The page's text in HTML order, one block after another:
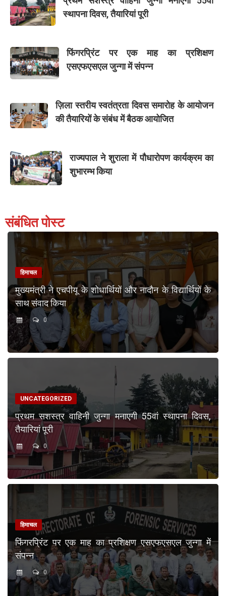
स्थापना दिवस, तैयारियां पूरी
फिंगरप्रिंट पर एक माह का प्रशिक्षण
एसएफएसएल जुन्गा में संपन्न
ज़िला स्तरीय स्वतंत्रता दिवस समारोह के आयोजन
की तैयारियों के संबंध में बैठक आयोजित
राज्यपाल ने शुराला में पौधारोपण कार्यक्रम का
शुभारम्भ किया
संबंधित पोस्ट
हिमाचल
मुख्यमंत्री ने एचपीयू के शोधार्थियों और नादौन के विद्यार्थियों के
साथ संवाद किया
0
UNCATEGORIZED
प्रथम सशस्त्र वाहिनी जुन्गा मनाएगी 55वां स्थापना दिवस,
तैयारियां पूरी
0
हिमाचल
फिंगरप्रिंट पर एक माह का प्रशिक्षण एसएफएसएल जुन्गा में
संपन्न
0